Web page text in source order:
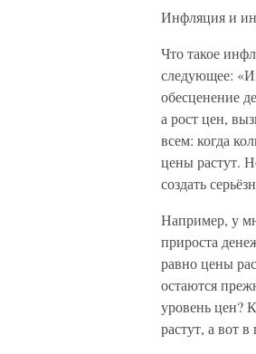
Инфляция и
Что такое
следующее:
обесценение
а рост цен,
всем: когда
цены растут.
создать
Например, у
прироста
равно цены
остаются
уровень цен?
растут, а вот